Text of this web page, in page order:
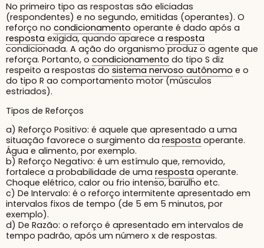
No primeiro tipo as respostas são eliciadas
(respondentes) e no segundo, emitidas (operantes). O
reforço no condicionamento operante é dado após a
resposta exigida, quando aparece a resposta
condicionada. A ação do organismo produz o agente que
reforça. Portanto, o condicionamento do tipo S diz
respeito a respostas do sistema nervoso autônomo e o
do tipo R ao comportamento motor (músculos
estriados).
Tipos de Reforços
a) Reforço Positivo: é aquele que apresentado a uma
situação favorece o surgimento da resposta operante.
Água e alimento, por exemplo.
b) Reforço Negativo: é um estímulo que, removido,
fortalece a probabilidade de uma resposta operante.
Choque elétrico, calor ou frio intenso, barulho etc.
c) De Intervalo: é o reforço intermitente apresentado em
intervalos fixos de tempo (de 5 em 5 minutos, por
exemplo).
d) De Razão: o reforço é apresentado em intervalos de
tempo padrão, após um número x de respostas.